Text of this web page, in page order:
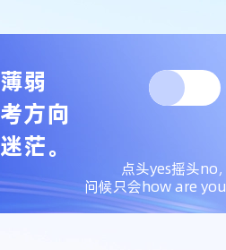
弱
方向
茫。
点头yes摇头no，
问候只会how are you